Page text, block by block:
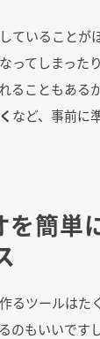
ていることが
ってしまった
ることもある
など、事前に
を簡単
るツールはた
のもいいです